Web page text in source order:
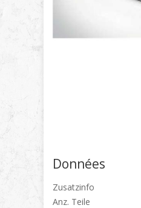
Données
Zusatzinfo
Anz. Teile